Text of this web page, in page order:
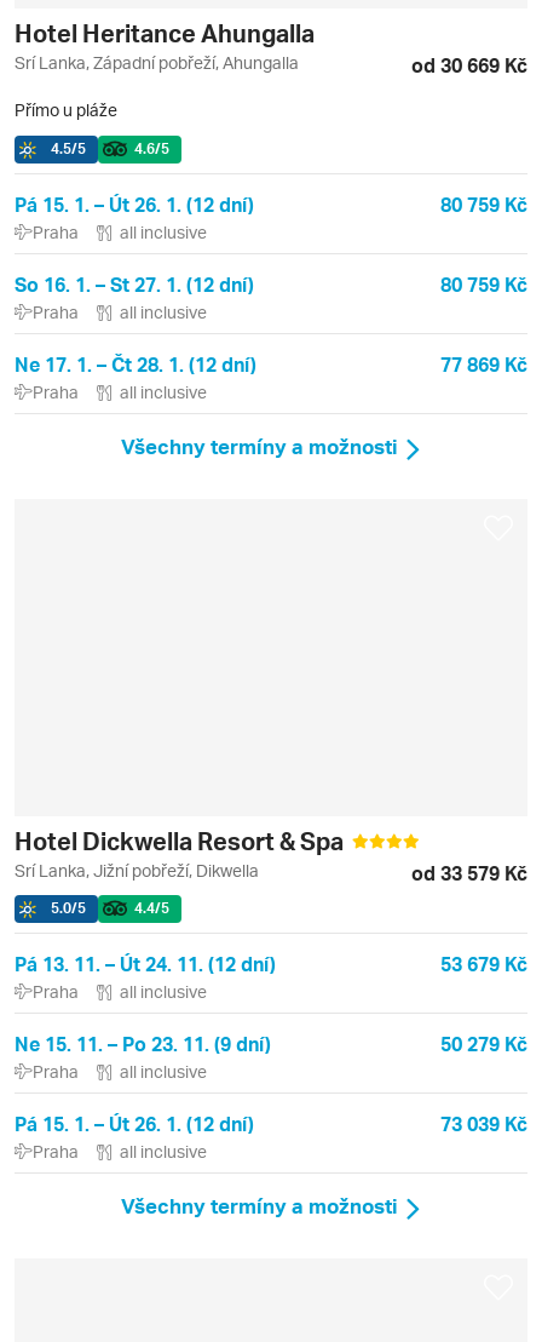
Hotel Heritance Ahungalla
Srí Lanka, Západní pobřeží, Ahungalla od 30 669 Kč
Přímo u pláže
4.5/5 4.6/5
Pá 15. 1. – Út 26. 1. (12 dní) 80 759 Kč
Praha all inclusive
So 16. 1. – St 27. 1. (12 dní) 80 759 Kč
Praha all inclusive
Ne 17. 1. – Čt 28. 1. (12 dní) 77 869 Kč
Praha all inclusive
Všechny termíny a možnosti
Hotel Dickwella Resort & Spa
Srí Lanka, Jižní pobřeží, Dikwella od 33 579 Kč
5.0/5 4.4/5
Pá 13. 11. – Út 24. 11. (12 dní) 53 679 Kč
Praha all inclusive
Ne 15. 11. – Po 23. 11. (9 dní) 50 279 Kč
Praha all inclusive
Pá 15. 1. – Út 26. 1. (12 dní) 73 039 Kč
Praha all inclusive
Všechny termíny a možnosti